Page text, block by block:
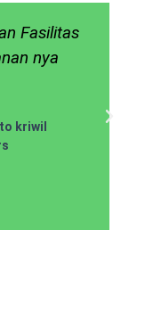
Fasilitas
nya
kriwil